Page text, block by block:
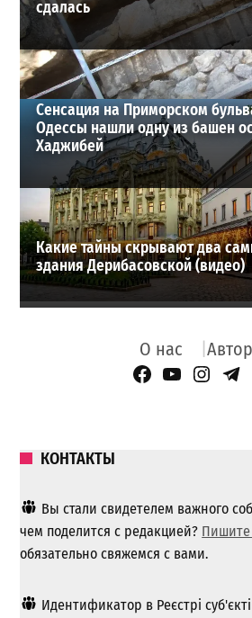
сдалась
Сенсация на Приморском
Одессы нашли одну из башен
Хаджибей
Какие тайны скрывают два
здания Дерибасовской (видео)
О нас
Facebook Page
YouTube
КОНТАКТЫ
Вы стали свидетелем важного
чем поделится с редакцией?
обязательно свяжемся с вами.
Идентификатор в Реєстрі